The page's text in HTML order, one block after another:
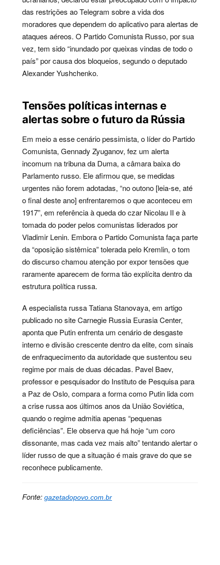
das restrições ao Telegram sobre a vida dos
moradores que dependem do aplicativo para alertas de
ataques aéreos. O Partido Comunista Russo, por sua
vez, tem sido “inundado por queixas vindas de todo o
país” por causa dos bloqueios, segundo o deputado
Alexander Yushchenko.
Tensões políticas internas e
alertas sobre o futuro da Rússia
Em meio a esse cenário pessimista, o líder do Partido
Comunista, Gennady Zyuganov, fez um alerta
incomum na tribuna da Duma, a câmara baixa do
Parlamento russo. Ele afirmou que, se medidas
urgentes não forem adotadas, “no outono [leia-se, até
o final deste ano] enfrentaremos o que aconteceu em
1917”, em referência à queda do czar Nicolau II e à
tomada do poder pelos comunistas liderados por
Vladimir Lenin. Embora o Partido Comunista faça parte
da “oposição sistêmica” tolerada pelo Kremlin, o tom
do discurso chamou atenção por expor tensões que
raramente aparecem de forma tão explícita dentro da
estrutura política russa.
A especialista russa Tatiana Stanovaya, em artigo
publicado no site Carnegie Russia Eurasia Center,
aponta que Putin enfrenta um cenário de desgaste
interno e divisão crescente dentro da elite, com sinais
de enfraquecimento da autoridade que sustentou seu
regime por mais de duas décadas. Pavel Baev,
professor e pesquisador do Instituto de Pesquisa para
a Paz de Oslo, compara a forma como Putin lida com
a crise russa aos últimos anos da União Soviética,
quando o regime admitia apenas “pequenas
deficiências”. Ele observa que há hoje “um coro
dissonante, mas cada vez mais alto” tentando alertar o
líder russo de que a situação é mais grave do que se
reconhece publicamente.
Fonte: gazetadopovo.com.br